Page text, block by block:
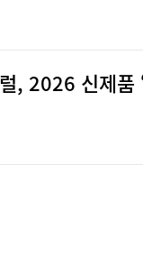
, 2026 신제품